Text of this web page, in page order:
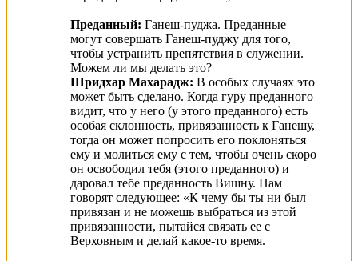
Преданный: Ганеш-пуджа. Преданные
могут совершать Ганеш-пуджу для того,
чтобы устранить препятствия в служении.
Можем ли мы делать это?
Шридхар Махарадж: В особых случаях это
может быть сделано. Когда гуру преданного
видит, что у него (у этого преданного) есть
особая склонность, привязанность к Ганешу,
тогда он может попросить его поклоняться
ему и молиться ему с тем, чтобы очень скоро
он освободил тебя (этого преданного) и
даровал тебе преданность Вишну. Нам
говорят следующее: «К чему бы ты ни был
привязан и не можешь выбраться из этой
привязанности, пытайся связать ее с
Верховным и делай какое-то время.